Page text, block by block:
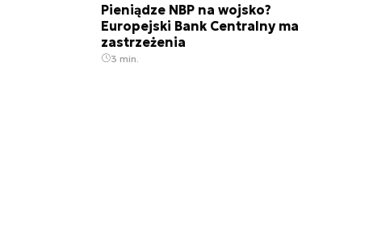
Pieniądze NBP na wojsko?
Europejski Bank Centralny ma
zastrzeżenia
3 min.